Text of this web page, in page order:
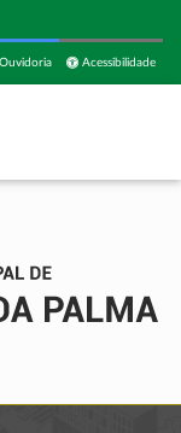
Acessibilidade
Ouvidoria